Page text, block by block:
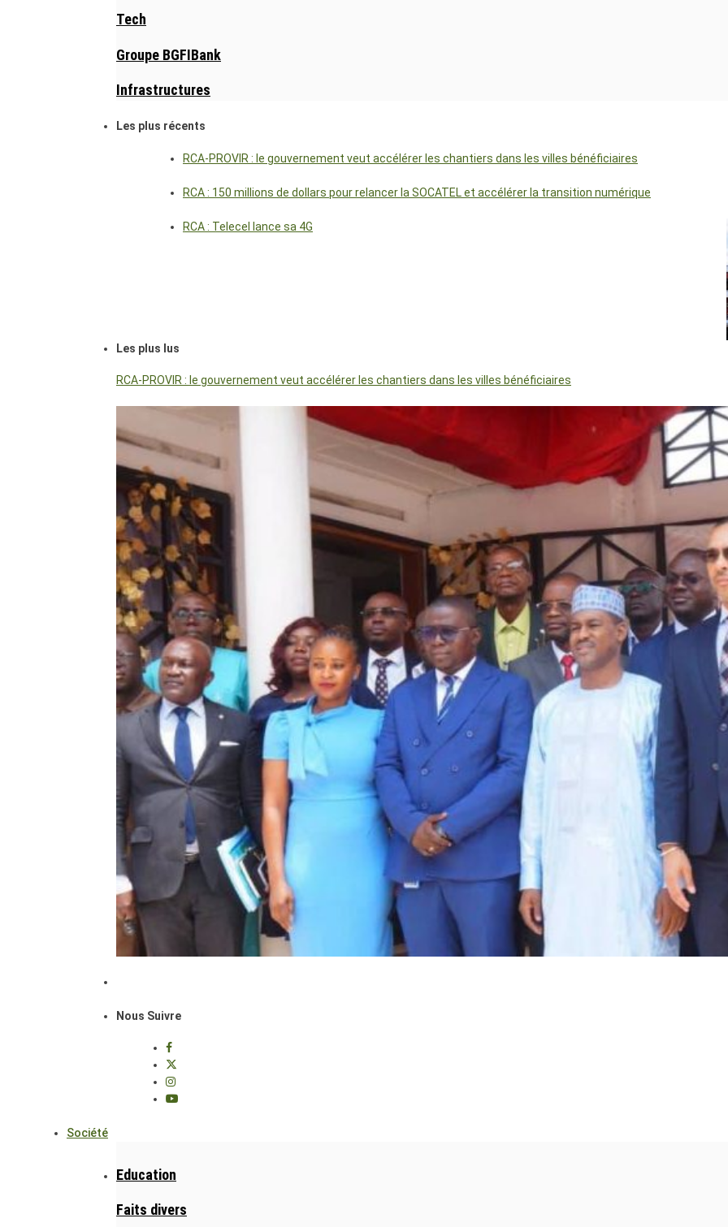
Tech
Groupe BGFIBank
Infrastructures
Les plus récents
RCA-PROVIR : le gouvernement veut accélérer les chantiers dans les villes bénéficiaires
RCA : 150 millions de dollars pour relancer la SOCATEL et accélérer la transition numérique
RCA : Telecel lance sa 4G
Les plus lus
RCA-PROVIR : le gouvernement veut accélérer les chantiers dans les villes bénéficiaires
Nous Suivre
Société
Education
Faits divers